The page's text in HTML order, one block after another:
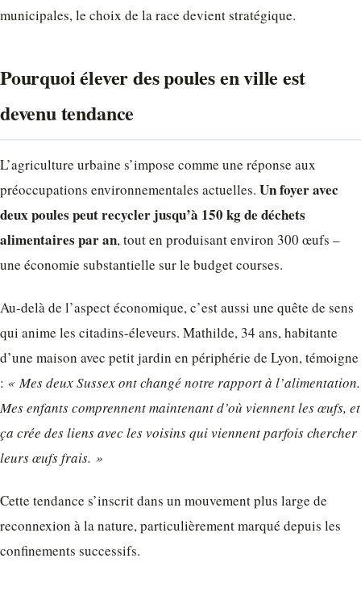
municipales, le choix de la race devient stratégique.
Pourquoi élever des poules en ville est
devenu tendance
L’agriculture urbaine s’impose comme une réponse aux
préoccupations environnementales actuelles. Un foyer avec
deux poules peut recycler jusqu’à 150 kg de déchets
alimentaires par an, tout en produisant environ 300 œufs –
une économie substantielle sur le budget courses.
Au-delà de l’aspect économique, c’est aussi une quête de sens
qui anime les citadins-éleveurs. Mathilde, 34 ans, habitante
d’une maison avec petit jardin en périphérie de Lyon, témoigne
: « Mes deux Sussex ont changé notre rapport à l’alimentation.
Mes enfants comprennent maintenant d’où viennent les œufs, et
ça crée des liens avec les voisins qui viennent parfois chercher
leurs œufs frais. »
Cette tendance s’inscrit dans un mouvement plus large de
reconnexion à la nature, particulièrement marqué depuis les
confinements successifs.